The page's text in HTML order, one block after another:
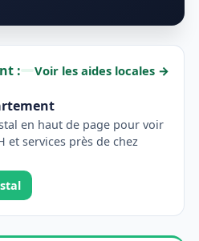
: Voir les aides locales →
en haut de page pour voir
et services près de chez